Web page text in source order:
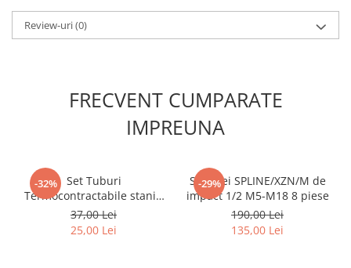
Chevrolet
Jeep
Lancia
Review-uri(0)
FRECVENT CUMPARATE
IMPREUNA
-32%
Set Tuburi
Termocontractabile staniu
0.5-1.5mm 30buc 105°C
37,00 Lei
25,00 Lei
-29%
Set chei SPLINE/XZN/M de
impact 1/2 M5-M18 8 piese
190,00 Lei
135,00 Lei